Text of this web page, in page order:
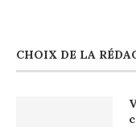
CHOIX DE LA